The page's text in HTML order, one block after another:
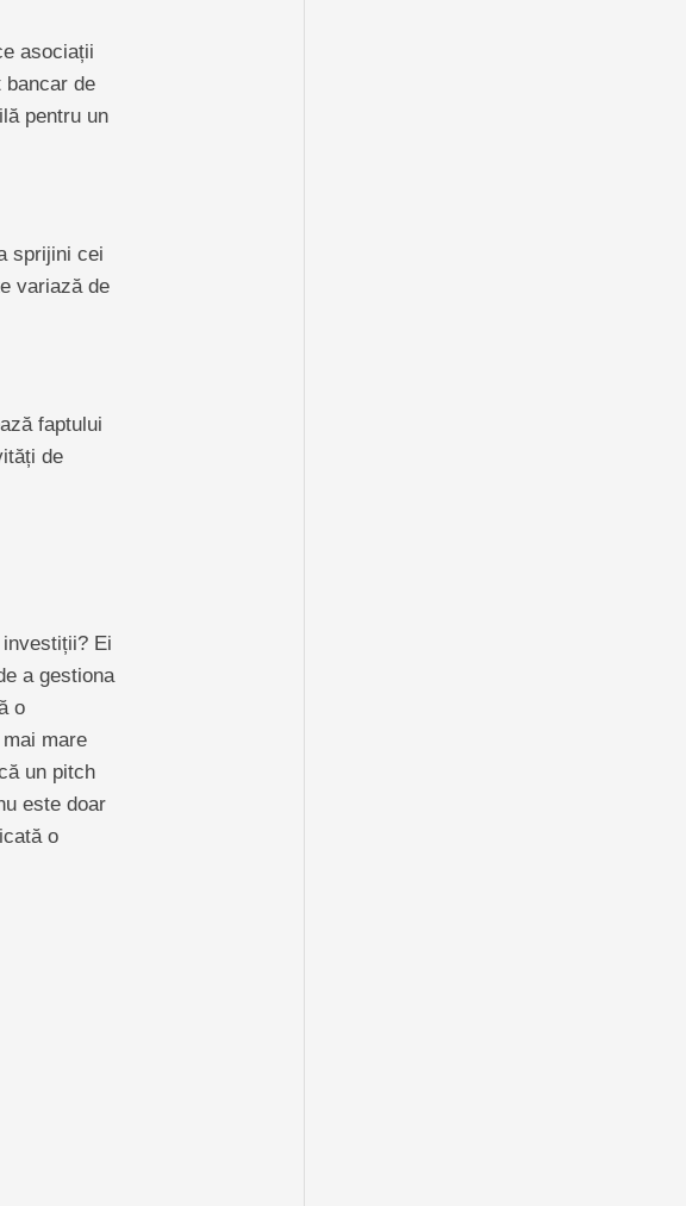
asociații
de
pentru un
sprijini cei
variază de
faptului
de
Ei
a gestiona
o
mare
un pitch
este doar
o